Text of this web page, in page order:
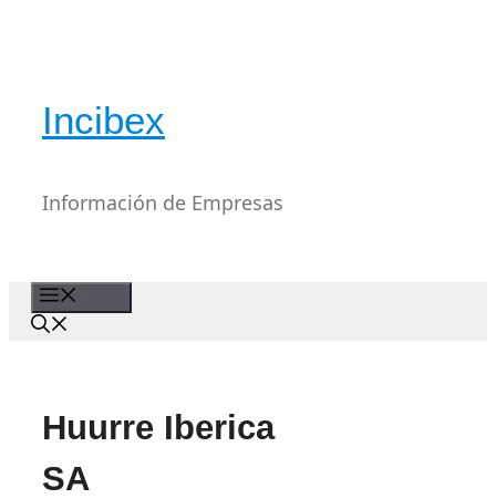
Incibex
Información de Empresas
Huurre Iberica
SA